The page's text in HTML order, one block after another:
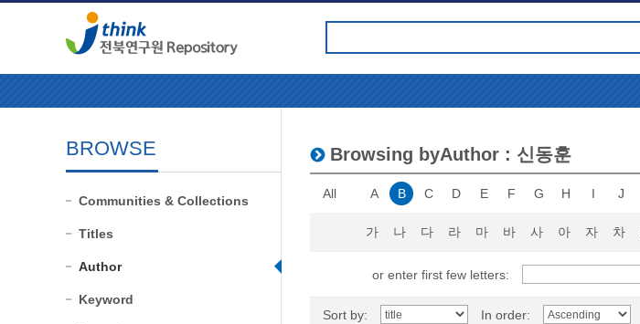
BROWSE
Communities & Collections
Titles
Author
Keyword
Browsing byAuthor : 신동훈
All A B C D E F G H I J
가 나 다 라 마 바 사 아 자 차
or enter first few letters:
Sort by: In order: